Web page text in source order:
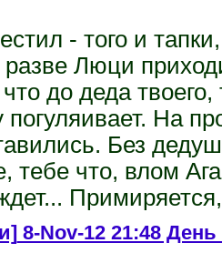
- того и
Люци
до деда
погуляивает. На
Без
тебе что, влом
Примиряется,
8-Nov-12 21:48 День